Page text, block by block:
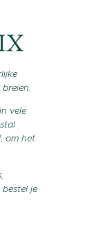
vele
om het
je